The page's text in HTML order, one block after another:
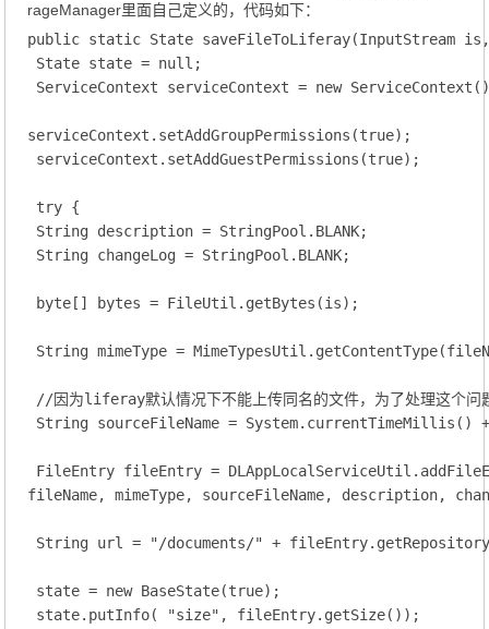
rageManager里面自己定义的，代码如下：
public static State saveFileToLiferay(InputStream
State state = null;
ServiceContext serviceContext = new
serviceContext.setAddGroupPermissions(true);
serviceContext.setAddGuestPermissions(true);
try {
String description = StringPool.BLANK;
String changeLog = StringPool.BLANK;
byte[] bytes = FileUtil.getBytes(is);
String mimeType =
//因为liferay默认情况下不能上传同名的文件，为了处理这个问
String sourceFileName =
FileEntry fileEntry =
fileName, mimeType, sourceFileName, description,
String url = "/documents/" +
state = new BaseState(true);
state.putInfo( "size", fileEntry.getSize());